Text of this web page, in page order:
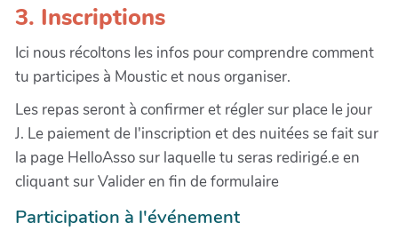
3. Inscriptions
Ici nous récoltons les infos pour comprendre comment
tu participes à Moustic et nous organiser.
Les repas seront à confirmer et régler sur place le jour
J. Le paiement de l'inscription et des nuitées se fait sur
la page HelloAsso sur laquelle tu seras redirigé.e en
cliquant sur Valider en fin de formulaire
Participation à l'événement